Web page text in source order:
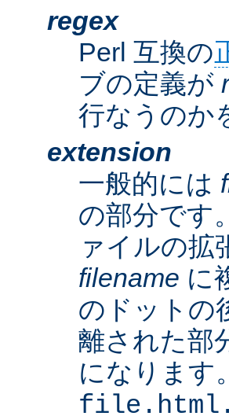
regex
Perl 互換の
ブの定義が
行なうのか
extension
一般的には
の部分です
ァイルの拡
filename に
のドットの
離された部
になります